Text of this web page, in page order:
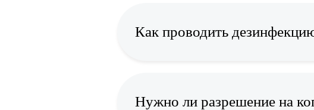
Как проводить
Нужно ли разрешение на